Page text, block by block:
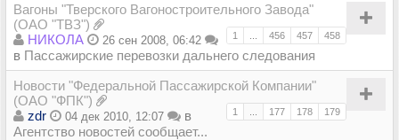
Вагоны "Тверского Вагоностроительного Завода"
(ОАО "ТВЗ")
1 456 457 458
НИКОЛА 26 сен 2008, 06:42
в Пассажирские перевозки дальнего следования
Новости "Федеральной Пассажирской Компании"
(ОАО "ФПК")
1 177 178 179
zdr 04 дек 2010, 12:07
в
Агентство новостей сообщает...